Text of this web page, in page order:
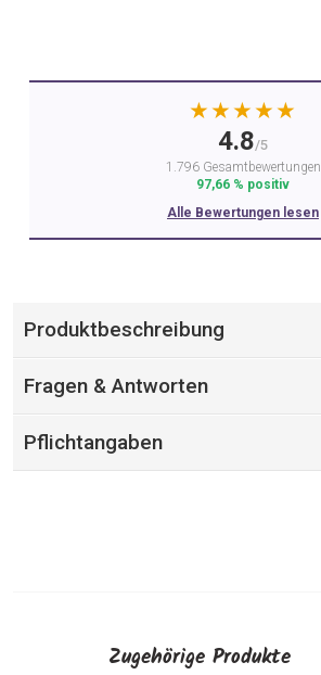
★★★★★
4.8/5
1.796 Gesamtbewertungen
97,66 % positiv
Alle Bewertungen lesen
Produktbeschreibung
Fragen & Antworten
Pflichtangaben
Zugehörige Produkte